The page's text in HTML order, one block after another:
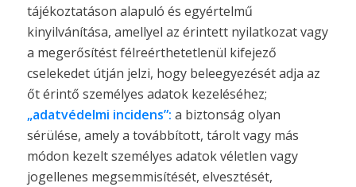
tájékoztatáson alapuló és egyértelmű
kinyilvánítása, amellyel az érintett nyilatkozat vagy
a megerősítést félreérthetetlenül kifejező
cselekedet útján jelzi, hogy beleegyezését adja az
őt érintő személyes adatok kezeléséhez;
„adatvédelmi incidens”: a biztonság olyan
sérülése, amely a továbbított, tárolt vagy más
módon kezelt személyes adatok véletlen vagy
jogellenes megsemmisítését, elvesztését,